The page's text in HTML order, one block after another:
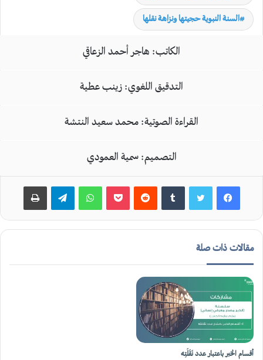
السنة النبوية حجيتها ونزاهة نقلها
الكاتب: هاجر أحمد الزعاقي
التدقيق اللغوي: زينب عطية
القراءة الصوتية: محمد سعيد النتشة
التصميم: سمية العمودي
‏Tumblr
‏Reddit بوكيت واتساب تيلقرام طباعة
مقالات ذات صلة
أقسام الخبر باعتبار عدد نَقَلَتِه